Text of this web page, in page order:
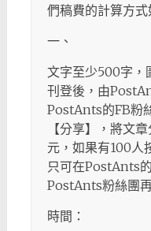
們稿費的計算方式
一、
文字至少500字，
刊登後，由
PostAnts的FB粉
【分享】，將文
元，如果有100人
只可在PostAnts
PostAnts粉絲團
時間：